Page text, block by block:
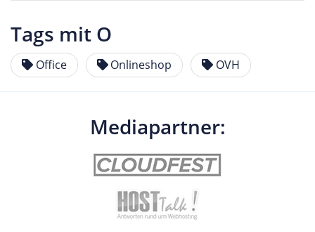
Tags mit O
Office Onlineshop OVH
Mediapartner: